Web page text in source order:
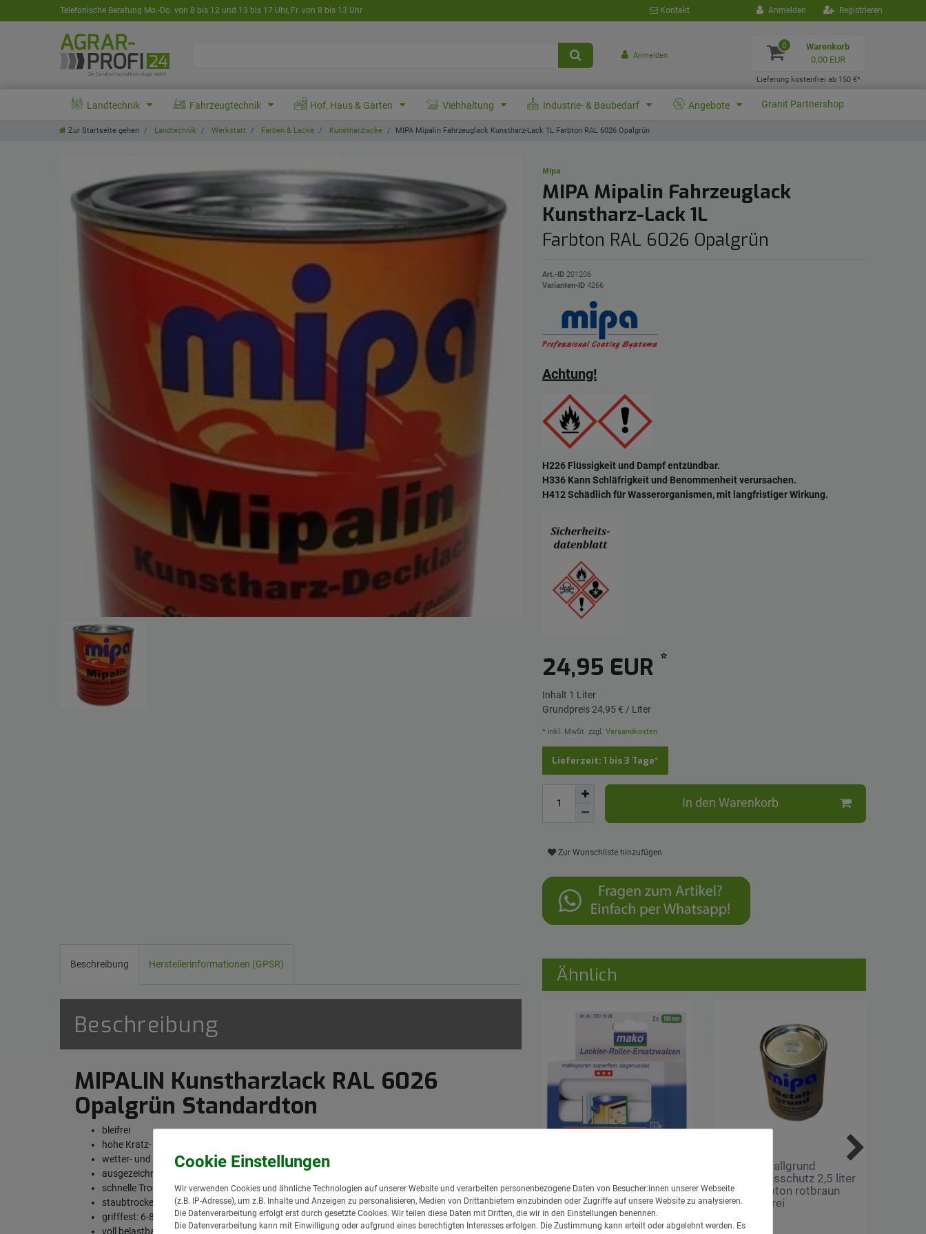
Telefonische Beratung Mo.-Do. von 8 bis 12 und 13 bis 17 Uhr, Fr. von 8 bis 13 Uhr Kontakt Anmelden Registrieren
Anmelden
0
Warenkorb
0,00 EUR
Lieferung kostenfrei ab 150 €*
Landtechnik Fahrzeugtechnik Hof, Haus & Garten Viehhaltung Industrie- & Baubedarf Angebote Granit Partnershop
Zur Startseite gehen Landtechnik Werkstatt Farben & Lacke Kunstharzlacke MIPA Mipalin Fahrzeuglack Kunstharz-Lack 1L Farbton RAL 6026 Opalgrün
Mipa
MIPA Mipalin Fahrzeuglack
Kunstharz-Lack 1L
Farbton RAL 6026 Opalgrün
Art.-ID 201206
Varianten-ID 4266
Achtung!
H226 Flüssigkeit und Dampf entzündbar.
H336 Kann Schläfrigkeit und Benommenheit verursachen.
H412 Schädlich für Wasserorganismen, mit langfristiger Wirkung.
24,95 EUR *
Inhalt 1 Liter
Grundpreis 24,95 € / Liter
* inkl. MwSt. zzgl. Versandkosten
Lieferzeit: 1 bis 3 Tage*
In den Warenkorb
Zur Wunschliste hinzufügen
Beschreibung Herstellerinformationen (GPSR)
Beschreibung
MIPALIN Kunstharzlack RAL 6026
Opalgrün Standardton
bleifrei
hohe Kratz- und Schlagfestigkeit
wetter- und vergilbungsbeständig
ausgezeichneter Glanz und Verlauf
schnelle Trocknung bei 20°C
staubtrocken: 30-60 min
grifffest: 6-8 Stunden
voll belastbar: 24 Stunden
Ähnlich
Schaumstoff-Ø 35mm
Kern-Ø 15mm
6,95 € *
MIPA Metallgrund
Korrosionsschutz 2,5 liter
Dose Farbton rotbraun
Chromatfrei
Wir verwenden Cookies und ähnliche Technologien auf unserer Website und verarbeiten personenbezogene Daten von Besucher:innen unserer Webseite
(z.B. IP-Adresse), um z.B. Inhalte und Anzeigen zu personalisieren, Medien von Drittanbietern einzubinden oder Zugriffe auf unsere Website zu analysieren.
Die Datenverarbeitung erfolgt erst durch gesetzte Cookies. Wir teilen diese Daten mit Dritten, die wir in den Einstellungen benennen.
Die Datenverarbeitung kann mit Einwilligung oder aufgrund eines berechtigten Interesses erfolgen. Die Zustimmung kann erteilt oder abgelehnt werden. Es